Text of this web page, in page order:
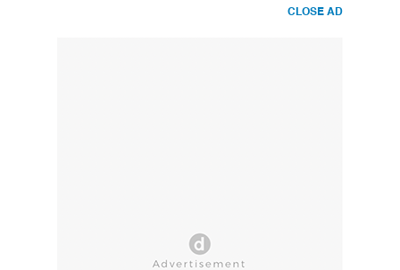
CLOSE AD